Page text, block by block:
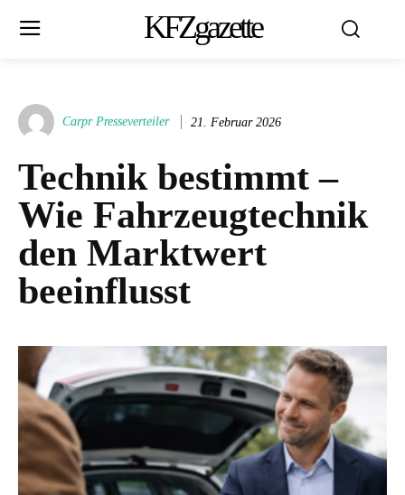
KFZgazette
Carpr Presseverteiler 21. Februar 2026
Technik bestimmt –
Wie Fahrzeugtechnik
den Marktwert
beeinflusst